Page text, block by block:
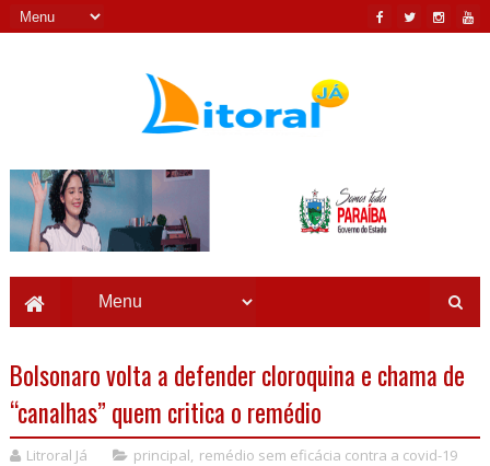
Bolsonaro volta a defender cloroquina e chama de
“canalhas” quem critica o remédio
Litroral Já principal, remédio sem eficácia contra a covid-19